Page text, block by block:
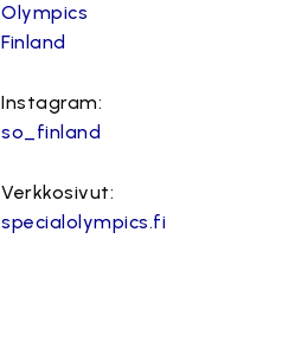
Olympics
Finland
Instagram:
so_finland
Verkkosivut:
specialolympics.fi